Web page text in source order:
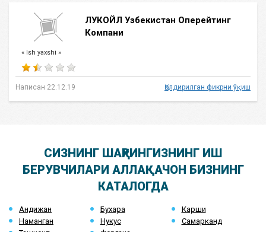
ЛУКОЙЛ Узбекистан Оперейтинг
Компани
« Ish yaxshi »
Написан 22.12.19 Қолдирилган фикрни ўқиш
СИЗНИНГ ШАҲРИНГИЗНИНГ ИШ
БЕРУВЧИЛАРИ АЛЛАҚАЧОН БИЗНИНГ
КАТАЛОГДА
Андижан Бухара
Карши
Наманган
Нукус
Самарканд